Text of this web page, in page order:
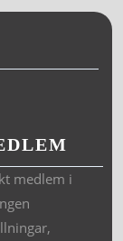
medlem i